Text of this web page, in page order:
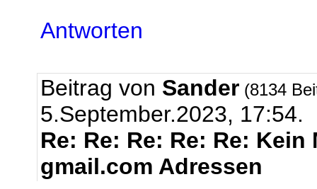
Antworten
Beitrag von Sander (8134
5.September.2023, 17:54.
Re: Re: Re: Re: Re:
gmail.com Adressen